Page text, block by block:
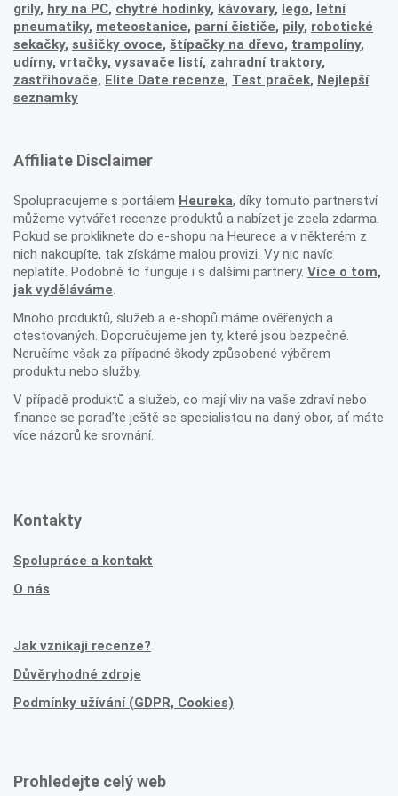
grily, hry na PC, chytré hodinky, kávovary, lego, letní
pneumatiky, meteostanice, parní čističe, pily, robotické
sekačky, sušičky ovoce, štípačky na dřevo, trampolíny,
udírny, vrtačky, vysavače listí, zahradní traktory,
zastřihovače, Elite Date recenze, Test praček, Nejlepší
seznamky
Affiliate Disclaimer
Spolupracujeme s portálem Heureka, díky tomuto partnerství
můžeme vytvářet recenze produktů a nabízet je zcela zdarma.
Pokud se prokliknete do e-shopu na Heurece a v některém z
nich nakoupíte, tak získáme malou provizi. Vy nic navíc
neplatíte. Podobně to funguje i s dalšími partnery. Více o tom,
jak vyděláváme.
Mnoho produktů, služeb a e-shopů máme ověřených a
otestovaných. Doporučujeme jen ty, které jsou bezpečné.
Neručíme však za případné škody způsobené výběrem
produktu nebo služby.
V případě produktů a služeb, co mají vliv na vaše zdraví nebo
finance se poraďte ještě se specialistou na daný obor, ať máte
více názorů ke srovnání.
Kontakty
Spolupráce a kontakt
O nás
Jak vznikají recenze?
Důvěryhodné zdroje
Podmínky užívání (GDPR, Cookies)
Prohledejte celý web